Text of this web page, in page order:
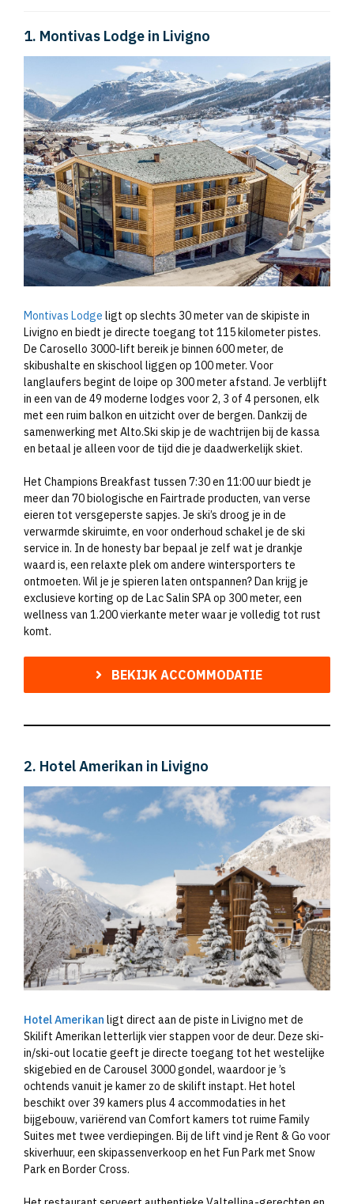
1. Montivas Lodge in Livigno
Montivas Lodge ligt op slechts 30 meter van de skipiste in
Livigno en biedt je directe toegang tot 115 kilometer pistes.
De Carosello 3000-lift bereik je binnen 600 meter, de
skibushalte en skischool liggen op 100 meter. Voor
langlaufers begint de loipe op 300 meter afstand. Je verblijft
in een van de 49 moderne lodges voor 2, 3 of 4 personen, elk
met een ruim balkon en uitzicht over de bergen. Dankzij de
samenwerking met Alto.Ski skip je de wachtrijen bij de kassa
en betaal je alleen voor de tijd die je daadwerkelijk skiet.
Het Champions Breakfast tussen 7:30 en 11:00 uur biedt je
meer dan 70 biologische en Fairtrade producten, van verse
eieren tot versgeperste sapjes. Je ski’s droog je in de
verwarmde skiruimte, en voor onderhoud schakel je de ski
service in. In de honesty bar bepaal je zelf wat je drankje
waard is, een relaxte plek om andere wintersporters te
ontmoeten. Wil je je spieren laten ontspannen? Dan krijg je
exclusieve korting op de Lac Salin SPA op 300 meter, een
wellness van 1.200 vierkante meter waar je volledig tot rust
komt.
BEKIJK ACCOMMODATIE
2. Hotel Amerikan in Livigno
Hotel Amerikan ligt direct aan de piste in Livigno met de
Skilift Amerikan letterlijk vier stappen voor de deur. Deze ski-
in/ski-out locatie geeft je directe toegang tot het westelijke
skigebied en de Carousel 3000 gondel, waardoor je ’s
ochtends vanuit je kamer zo de skilift instapt. Het hotel
beschikt over 39 kamers plus 4 accommodaties in het
bijgebouw, variërend van Comfort kamers tot ruime Family
Suites met twee verdiepingen. Bij de lift vind je Rent & Go voor
skiverhuur, een skipassenverkoop en het Fun Park met Snow
Park en Border Cross.